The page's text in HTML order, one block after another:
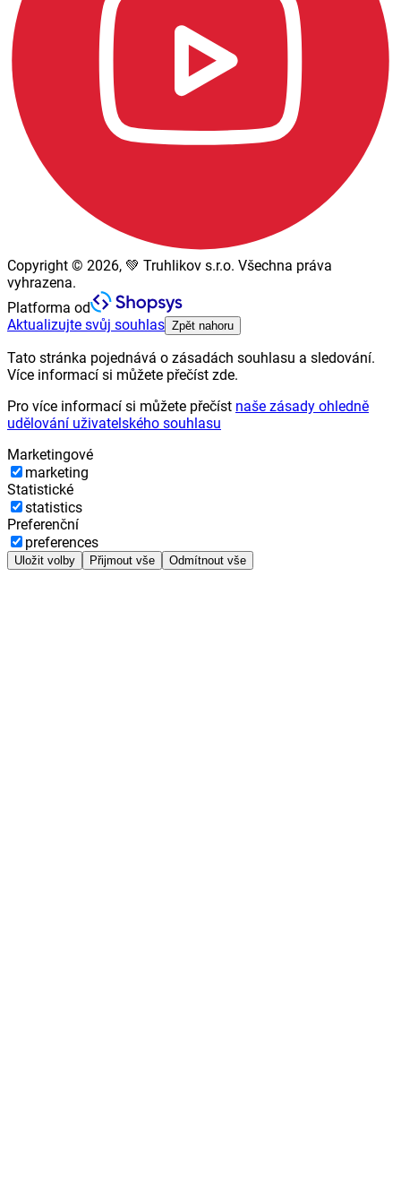
Copyright © 2026, 💚 Truhlikov s.r.o. Všechna práva
vyhrazena.
Platforma od
Aktualizujte svůj souhlas Zpět nahoru
Tato stránka pojednává o zásadách souhlasu a sledování.
Více informací si můžete přečíst zde.
Pro více informací si můžete přečíst naše zásady ohledně
udělování uživatelského souhlasu
Marketingové
marketing
Statistické
statistics
Preferenční
preferences
Uložit volby Přijmout vše Odmítnout vše